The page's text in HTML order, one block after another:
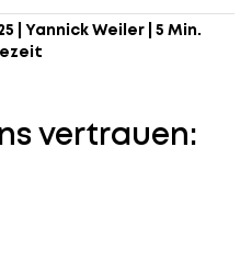
Yannick Weiler| 5 Min.
vertrauen: